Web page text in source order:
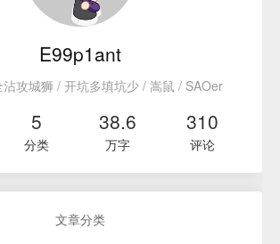
E99p1ant
攻城狮 / 开坑多填坑少 / 嵩鼠 / SAOer
5
分类
38.6
万字
310
评论
文章分类